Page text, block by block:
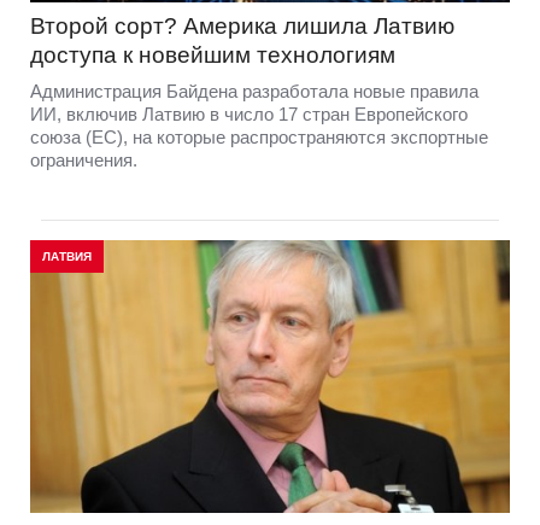
Второй сорт? Америка лишила Латвию
доступа к новейшим технологиям
Администрация Байдена разработала новые правила
ИИ, включив Латвию в число 17 стран Европейского
союза (ЕС), на которые распространяются экспортные
ограничения.
ЛАТВИЯ